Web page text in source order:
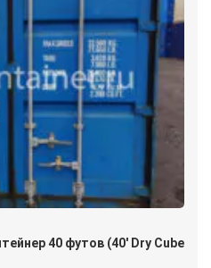
40 футов (40′ Dry Cube